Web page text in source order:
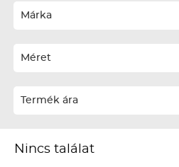
Ár szerint növekvő
Téli termékek előre ár
Márka
Méret
Termék ára
Nincs találat